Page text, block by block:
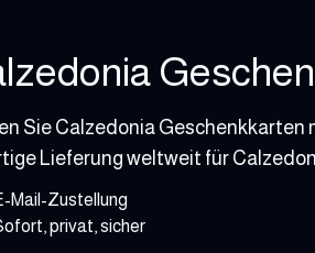
EUR
Sie Calzedonia Geschenkkarten
Lieferung weltweit für
Mail-Zustellung
privat, sicher